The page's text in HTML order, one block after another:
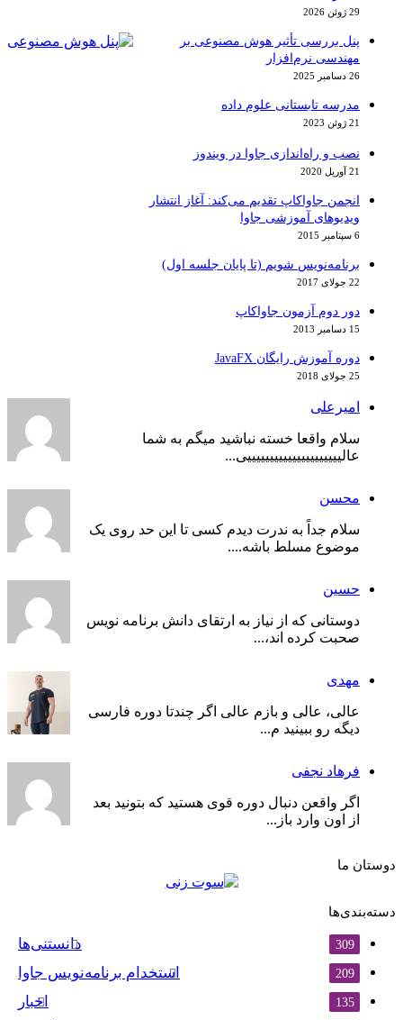
29 ژوئن 2026
پنل بررسی تأثیر هوش مصنوعی بر
مهندسی نرم‌افزار
26 دسامبر 2025
مدرسه تابستانی علوم داده
21 ژوئن 2023
نصب و راه‌اندازی جاوا در ویندوز
21 آوریل 2020
انجمن جاواکاپ تقدیم می‌کند: آغاز انتشار
ویدیوهای آموزشی جاوا
6 سپتامبر 2015
برنامه‌نویس شویم (تا پایان جلسه اول)
22 جولای 2017
دور دوم آزمون جاواکاپ
15 دسامبر 2013
دوره آموزش رایگان JavaFX
25 جولای 2018
امیرعلی
سلام واقعا خسته نباشید میگم به شما
عالیییییییییییییییییییییی...
محسن
سلام جداً به ندرت دیدم کسی تا این حد روی یک
موضوع مسلط باشه....
حسین
دوستانی که از نیاز به ارتقای دانش برنامه نویس
صحبت کرده اند،...
مهدی
عالی، عالی و بازم عالی اگر چندتا دوره فارسی
دیگه رو ببینید م...
فرهاد نجفی
اگر واقعن دنبال دوره قوی هستید که بتونید بعد
از اون وارد باز...
دوستان ما
دسته‌بندی‌ها
دانستنی‌ها 309
استخدام برنامه‌نویس جاوا 209
اخبار 135